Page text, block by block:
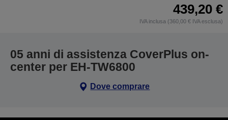
439,20 €
IVA inclusa (360,00 € IVA esclusa)
05 anni di assistenza CoverPlus on-
center per EH-TW6800
Dove comprare